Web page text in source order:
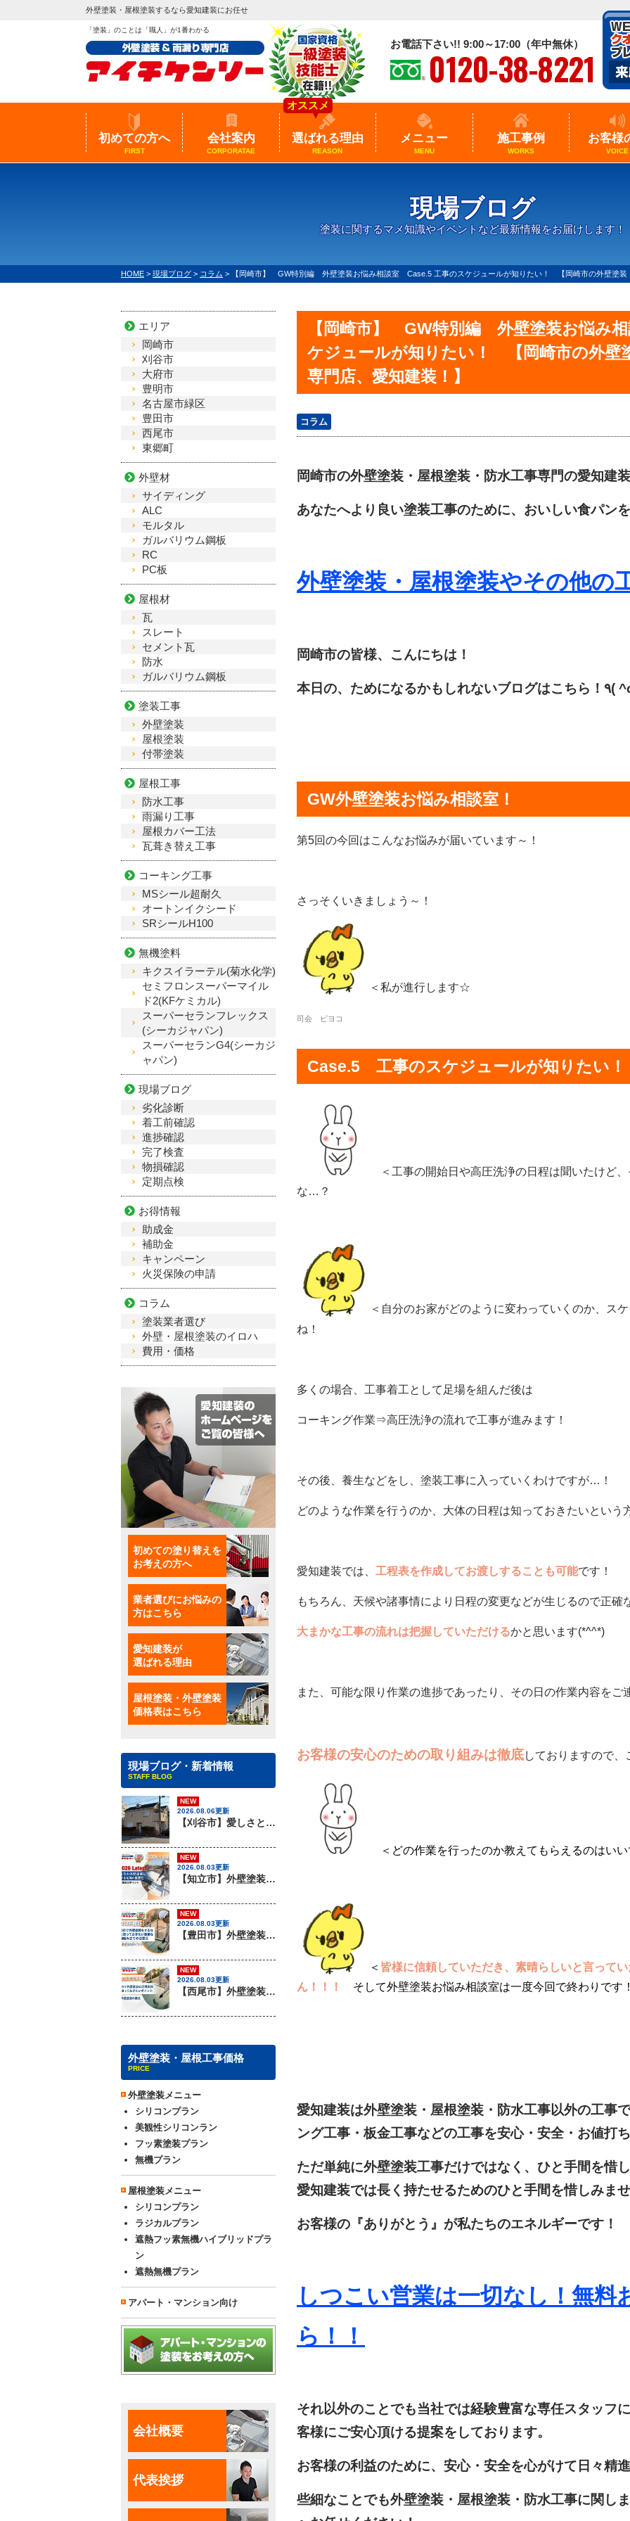
外壁塗装・屋根塗装するなら愛知建装にお任せ
「塗装」のことは「職人」が1番わかる
お電話下さい!! 9:00～17:00（年中無休）
0120-38-8221
初めての方へ
FIRST
会社案内
CORPORATAE
選ばれる理由
REASON
オススメ
メニュー
MENU
施工事例
WORKS
お客様
VOICE
現場ブログ
塗装に関するマメ知識やイベントなど最新情報をお届けします！
HOME > 現場ブログ > コラム > 【岡崎市】 GW特別編 外壁塗装お悩み相談室 Case.5 工事のスケジュールが知りたい！ 【岡崎市の外壁塗装
【岡崎市】 GW特別編 外壁塗装お悩み
ケジュールが知りたい！ 【岡崎市の外壁
専門店、愛知建装！】
コラム
岡崎市の外壁塗装・屋根塗装・防水工事専門の愛知建
あなたへより良い塗装工事のために、おいしい食パン
外壁塗装・屋根塗装やその他の
岡崎市の皆様、こんにちは！
GW外壁塗装お悩み相談室！
第5回の今回はこんなお悩みが届いています～！
さっそくいきましょう～！
＜私が進行します☆
司会 ピヨコ
Case.5 工事のスケジュールが知りたい！
＜工事の開始日や高圧洗浄の日程は聞いたけど
な…？
＜自分のお家がどのように変わっていくのか、ス
ね！
多くの場合、工事着工として足場を組んだ後は
コーキング作業⇒高圧洗浄の流れで工事が進みます！
その後、養生などをし、塗装工事に入っていくわけですが…！
どのような作業を行うのか、大体の日程は知っておきたいという
愛知建装では、 工程表を作成してお渡しすることも可能です！
もちろん、天候や諸事情により日程の変更などが生じるので正確
大まかな工事の流れは把握していただけるかと思います(*^^*)
また、可能な限り作業の進捗であったり、その日の作業内容をご
お客様の安心のための取り組みは徹底しておりますので、
＜どの作業を行ったのか教えてもらえるのはいい
＜ 皆様に信頼していただき、素晴らしいと言って
ん！！！
そして外壁塗装お悩み相談室は一度今回で終わりで
愛知建装は外壁塗装・屋根塗装・防水工事以外の工事
ング工事・板金工事などの工事を安心・安全・お値打
ただ単純に外壁塗装工事だけではなく、ひと手間を惜
愛知建装では長く持たせるためのひと手間を惜しみませ
お客様の『ありがとう』が私たちのエネルギーです！
しつこい営業は一切なし！無料
ら！！
それ以外のことでも当社では経験豊富な専任スタッフ
客様にご安心頂ける提案をしております。
お客様の利益のために、安心・安全を心がけて日々精
些細なことでも外壁塗装・屋根塗装・防水工事に関し
エリア
岡崎市
刈谷市
大府市
豊明市
名古屋市緑区
豊田市
西尾市
東郷町
外壁材
サイディング
ALC
モルタル
ガルバリウム鋼板
RC
PC板
屋根材
瓦
スレート
セメント瓦
防水
ガルバリウム鋼板
塗装工事
外壁塗装
屋根塗装
付帯塗装
屋根工事
防水工事
雨漏り工事
屋根カバー工法
瓦葺き替え工事
コーキング工事
MSシール超耐久
オートンイクシード
SRシールH100
無機塗料
キクスイラーテル(菊水化学)
セミフロンスーパーマイル
ド2(KFケミカル)
スーパーセランフレックス
(シーカジャパン)
スーパーセランG4(シーカジ
ャパン)
現場ブログ
劣化診断
着工前確認
進捗確認
完了検査
物損確認
定期点検
お得情報
助成金
補助金
キャンペーン
火災保険の申請
コラム
塗装業者選び
外壁・屋根塗装のイロハ
費用・価格
初めての塗り替えを
お考えの方へ
業者選びにお悩みの
方はこちら
愛知建装が
選ばれる理由
屋根塗装・外壁塗装
価格表はこちら
現場ブログ・新着情報
STAFF BLOG
NEW
2026.08.06更新
【刈谷市】愛しさと、ニチハのパミールと、心強さと・・・、屋根材のカバー工法はアイチケンソーへ！！
NEW
2026.08.03更新
【知立市】外壁塗装を行う際に知っておきたい足場組みの重要性『無機塗料専門店の愛知建装』
NEW
2026.08.03更新
【豊田市】外壁塗装を行う際に知っておきたい足場組み立ての注意事項『無機塗料専門店の愛知建装』
NEW
2026.08.03更新
【西尾市】外壁塗装を行う際に知っておきたい足場組み立てのポイント『無機塗料専門店の愛知建装』
外壁塗装・屋根工事価格
PRICE
外壁塗装メニュー
シリコンプラン
美観性シリコンラン
フッ素塗装プラン
無機プラン
屋根塗装メニュー
シリコンプラン
ラジカルプラン
遮熱フッ素無機ハイブリッドプラ
ン
遮熱無機プラン
アパート・マンション向け
会社概要
代表挨拶